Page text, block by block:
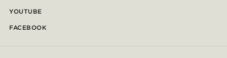
YOUTUBE
FACEBOOK